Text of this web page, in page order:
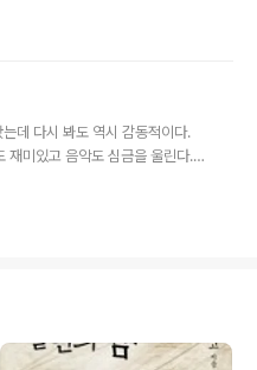
데 다시 봐도 역시 감동적이다.
재미있고 음악도 심금을 울린다.
... 앞으론 그런 짓을 안하면 좋
은건 희망이야..." 상자에 마지막